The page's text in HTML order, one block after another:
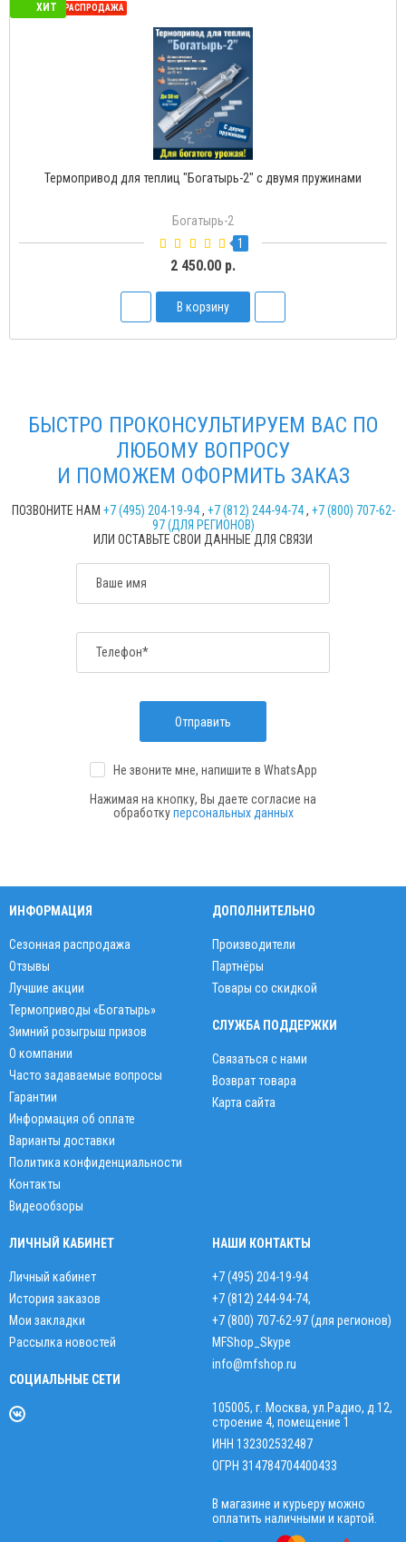
ХИТ
СЕЗОННАЯ РАСПРОДАЖА
Термопривод для теплиц "Богатырь-2" с двумя пружинами
Богатырь-2
1
2 450.00 р.
В корзину
БЫСТРО ПРОКОНСУЛЬТИРУЕМ ВАС ПО
ЛЮБОМУ ВОПРОСУ
И ПОМОЖЕМ ОФОРМИТЬ ЗАКАЗ
ПОЗВОНИТЕ НАМ +7 (495) 204-19-94, +7 (812) 244-94-74, +7 (800) 707-62-
97 (ДЛЯ РЕГИОНОВ)
ИЛИ ОСТАВЬТЕ СВОИ ДАННЫЕ ДЛЯ СВЯЗИ
Ваше имя
Телефон*
Отправить
Не звоните мне, напишите в WhatsApp
Нажимая на кнопку, Вы даете согласие на
обработкуперсональных данных
ИНФОРМАЦИЯ
Сезонная распродажа
Отзывы
Лучшие акции
Термоприводы «Богатырь»
Зимний розыгрыш призов
О компании
Часто задаваемые вопросы
Гарантии
Информация об оплате
Варианты доставки
Политика конфиденциальности
Контакты
Видеообзоры
ДОПОЛНИТЕЛЬНО
Производители
Партнёры
Товары со скидкой
СЛУЖБА ПОДДЕРЖКИ
Связаться с нами
Возврат товара
Карта сайта
ЛИЧНЫЙ КАБИНЕТ
Личный кабинет
История заказов
Мои закладки
Рассылка новостей
СОЦИАЛЬНЫЕ СЕТИ
НАШИ КОНТАКТЫ
+7 (495) 204-19-94
+7 (812) 244-94-74,
+7 (800) 707-62-97 (для регионов)
MFShop_Skype
info@mfshop.ru
105005, г. Москва, ул.Радио, д.12,
строение 4, помещение 1
ИНН 132302532487
ОГРН 314784704400433
В магазине и курьеру можно
оплатить наличными и картой.